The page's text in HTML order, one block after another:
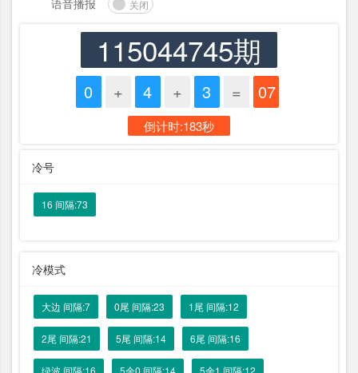
关闭
115044745期
0 + 4 + 3 = 07
倒计时:183秒
冷号
16 间隔:73
冷模式
大边 间隔:7 0尾 间隔:23 1尾 间隔:12
2尾 间隔:21 5尾 间隔:14 6尾 间隔:16
绿波 间隔:16 5余0 间隔:14 5余1 间隔:12